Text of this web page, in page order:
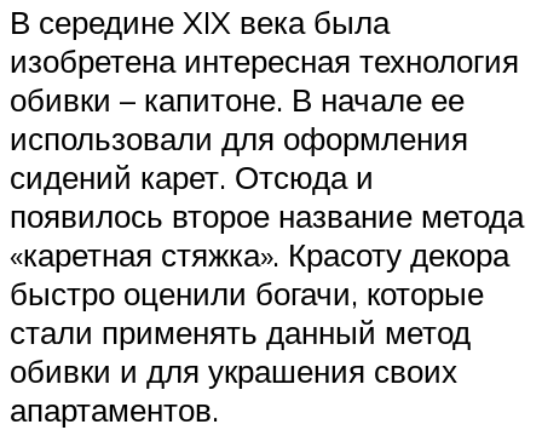
В середине XIX века была
изобретена интересная технология
обивки – капитоне. В начале ее
использовали для оформления
сидений карет. Отсюда и
появилось второе название метода
«каретная стяжка». Красоту декора
быстро оценили богачи, которые
стали применять данный метод
обивки и для украшения своих
апартаментов.